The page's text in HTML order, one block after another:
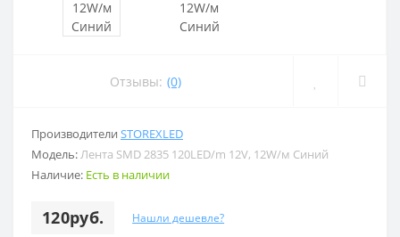
Отзывы: (0)
Производители STOREXLED
Модель:Лента SMD 2835 120LED/m 12V, 12W/м Синий
Наличие: Есть в наличии
120руб. Нашли дешевле?